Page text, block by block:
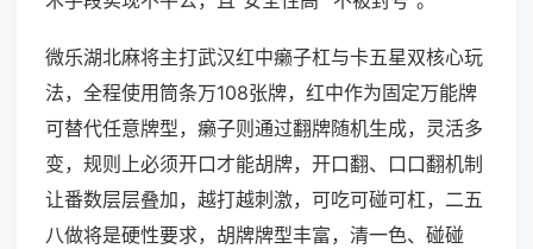
微乐湖北麻将主打武汉红中癞子杠与卡五星双核心玩
法，全程使用筒条万108张牌，红中作为固定万能牌
可替代任意牌型，癞子则通过翻牌随机生成，灵活多
变，规则上必须开口才能胡牌，开口翻、口口翻机制
让番数层层叠加，越打越刺激，可吃可碰可杠，二五
八做将是硬性要求，胡牌牌型丰富，清一色、碰碰